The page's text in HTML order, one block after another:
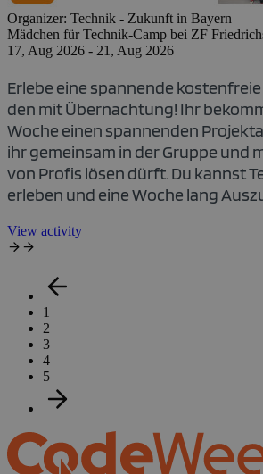
Organizer: Technik - Zukunft in Bayern
Mädchen für Technik-Camp bei ZF
17, Aug 2026 - 21, Aug 2026
Erlebe eine spannende kostenfreie
den mit Übernachtung! Ihr
Woche einen spannenden
ihr gemeinsam in der Gruppe und
von Profis lösen dürft. Du kannst
erleben und eine Woche lang
View activity
1
2
3
4
5